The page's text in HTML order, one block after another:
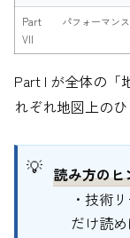
Part
VII
パフォーマンス
Part I が全体の「
れぞれ地図上の
読み方のヒ
・技術
だけ読